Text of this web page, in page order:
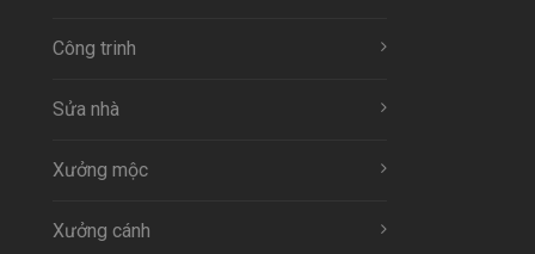
Công trinh
Sửa nhà
Xưởng mộc
Xưởng cánh